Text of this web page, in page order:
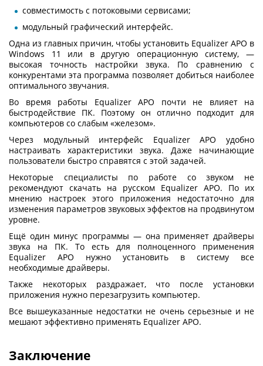
совместимость с потоковыми сервисами;
модульный графический интерфейс.
Одна из главных причин, чтобы установить Equalizer APO в
Windows 11
или в другую операционную систему, —
высокая точность настройки звука. По сравнению с
конкурентами эта программа позволяет добиться наиболее
оптимального звучания.
Во время работы Equalizer APO почти не влияет на
быстродействие ПК. Поэтому он отлично подходит для
компьютеров со слабым «железом».
Через модульный интерфейс Equalizer APO удобно
настраивать характеристики звука. Даже начинающие
пользователи быстро справятся с этой задачей.
Некоторые специалисты по работе со звуком не
рекомендуют скачать на русском Equalizer APO. По их
мнению настроек этого приложения недостаточно для
изменения параметров звуковых эффектов на продвинутом
уровне.
Ещё один минус программы — она применяет драйверы
звука на ПК. То есть для полноценного применения
Equalizer APO нужно установить в систему все
необходимые драйверы.
Также некоторых раздражает, что после установки
приложения нужно перезагрузить компьютер.
Все вышеуказанные недостатки не очень серьезные и не
мешают эффективно применять Equalizer APO.
Заключение